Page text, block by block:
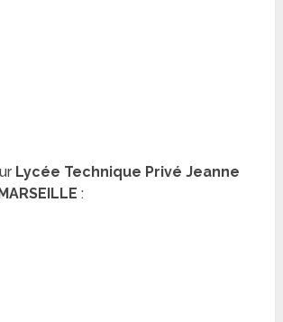
Lycée Technique Privé Jeanne
: